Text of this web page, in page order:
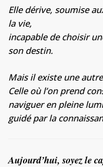
Elle dérive, soumise
la vie,
incapable de choisir
son destin.
Mais il existe une
Celle où l’on prend
naviguer en pleine
guidé par la
Aujourd’hui, soyez le